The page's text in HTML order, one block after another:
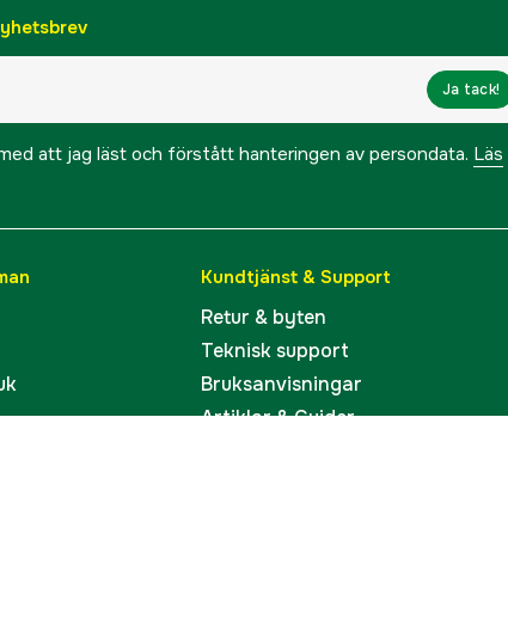
Ja tack!
att jag läst och förstått hanteringen av persondata. Läs
Kundtjänst & Support
Retur & byten
Teknisk support
Bruksanvisningar
Artiklar & Guider